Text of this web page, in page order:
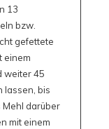
13
bzw.
gefettete
einem
weiter 45
lassen, bis
Mehl darüber
mit einem